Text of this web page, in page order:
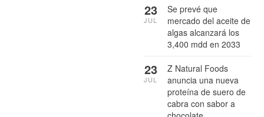
Se prevé que
mercado del aceite de
algas alcanzará los
3,400 mdd en 2033
23
JUL
Z Natural Foods
anuncia una nueva
proteína de suero de
cabra con sabor a
23
JUL